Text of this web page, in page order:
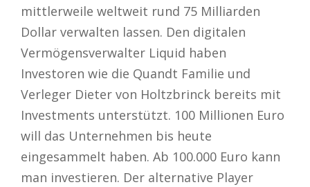
mittlerweile weltweit rund 75 Milliarden
Dollar verwalten lassen. Den digitalen
Vermögensverwalter Liquid haben
Investoren wie die Quandt Familie und
Verleger Dieter von Holtzbrinck bereits mit
Investments unterstützt. 100 Millionen Euro
will das Unternehmen bis heute
eingesammelt haben. Ab 100.000 Euro kann
man investieren. Der alternative Player